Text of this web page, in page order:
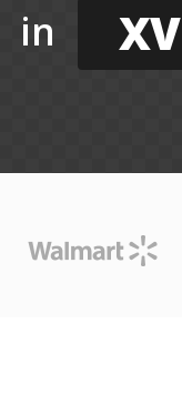
in XV